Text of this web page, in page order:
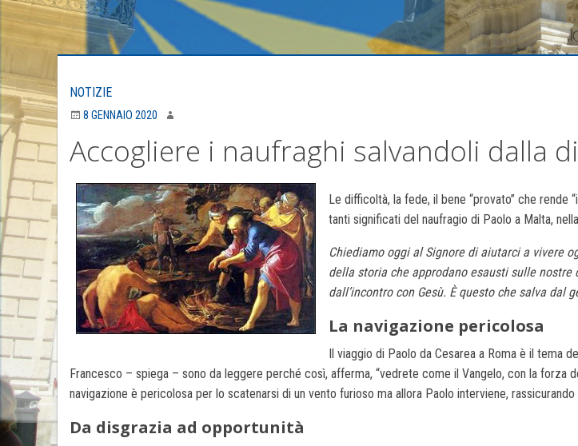
NOTIZIE
8 GENNAIO 2020
Accogliere i naufraghi salvandoli dalla
Le difficoltà, la fede, il bene “provato” che rende
tanti significati del naufragio di Paolo a Malta, nella
Chiediamo oggi al Signore di aiutarci a vivere
della storia che approdano esausti sulle nostre
dall’incontro con Gesù. È questo che salva dal
La navigazione pericolosa
Il viaggio di Paolo da Cesarea a Roma è il tema
Francesco – spiega – sono da leggere perché così, afferma, “vedrete come il Vangelo, con la forza
navigazione è pericolosa per lo scatenarsi di un vento furioso ma allora Paolo interviene, rassicurando
Da disgrazia ad opportunità